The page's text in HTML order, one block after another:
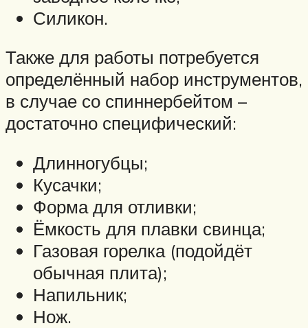
Силикон.
Также для работы потребуется
определённый набор инструментов,
в случае со спиннербейтом –
достаточно специфический:
Длинногубцы;
Кусачки;
Форма для отливки;
Ёмкость для плавки свинца;
Газовая горелка (подойдёт
обычная плита);
Напильник;
Нож.